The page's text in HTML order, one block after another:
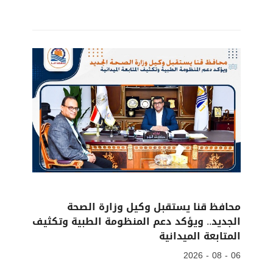
محافظ قنا يستقبل وكيل وزارة الصحة
الجديد.. ويؤكد دعم المنظومة الطبية وتكثيف
المتابعة الميدانية
06 - 08 - 2026